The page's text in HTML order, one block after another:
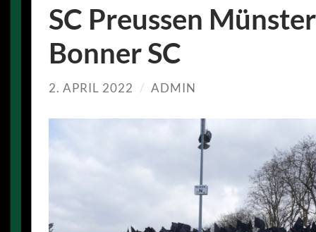
SC Preussen
Bonner SC
2. APRIL 2022 / ADMIN